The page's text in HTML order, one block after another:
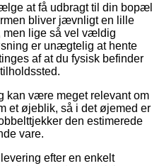
at få udbragt til din bopæl
bliver jævnligt en lille
men lige så vel vældig
er unægtelig at hente
af at du fysisk befinder
kan være meget relevant om
et øjeblik, så i det øjemed er
den estimerede
vare.
efter en enkelt